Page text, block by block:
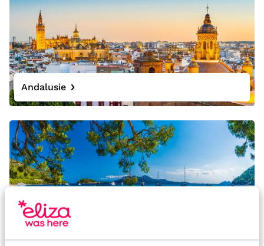
Andalusie